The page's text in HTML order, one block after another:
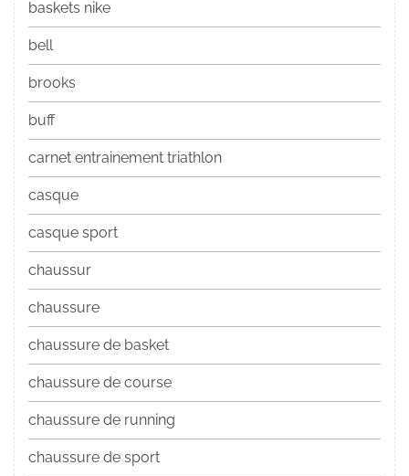
baskets nike
bell
brooks
buff
carnet entrainement triathlon
casque
casque sport
chaussur
chaussure
chaussure de basket
chaussure de course
chaussure de running
chaussure de sport